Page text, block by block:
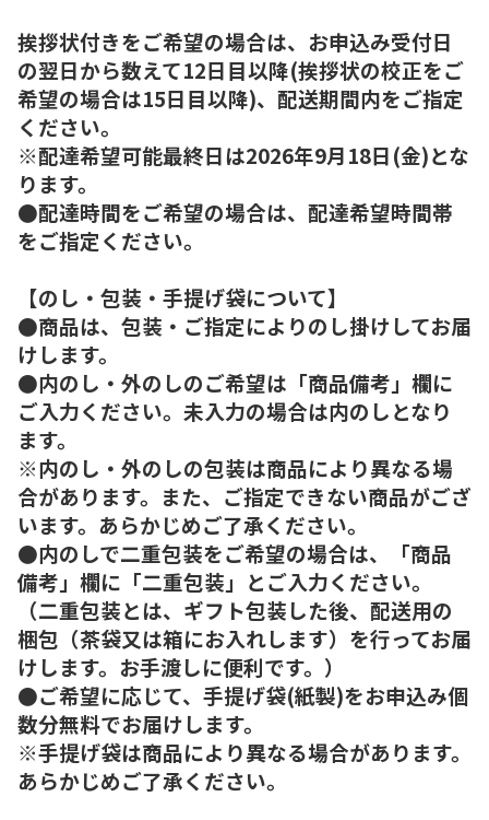
挨拶状付きをご希望の場合は、お申込み受付日
の翌日から数えて12日目以降(挨拶状の校正をご
希望の場合は15日目以降)、配送期間内をご指定
ください。
※配達希望可能最終日は2026年9月18日(金)とな
ります。
●配達時間をご希望の場合は、配達希望時間帯
をご指定ください。
【のし・包装・手提げ袋について】
●商品は、包装・ご指定によりのし掛けしてお届
けします。
●内のし・外のしのご希望は「商品備考」欄に
ご入力ください。未入力の場合は内のしとなり
ます。
※内のし・外のしの包装は商品により異なる場
合があります。また、ご指定できない商品がござ
います。あらかじめご了承ください。
●内のしで二重包装をご希望の場合は、「商品
備考」欄に「二重包装」とご入力ください。
（二重包装とは、ギフト包装した後、配送用の
梱包（茶袋又は箱にお入れします）を行ってお届
けします。お手渡しに便利です。）
●ご希望に応じて、手提げ袋(紙製)をお申込み個
数分無料でお届けします。
※手提げ袋は商品により異なる場合があります。
あらかじめご了承ください。